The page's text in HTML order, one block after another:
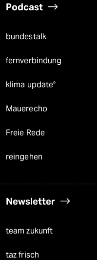
Podcast
bundestalk
fernverbindung
klima update°
Mauerecho
Freie Rede
reingehen
Newsletter
team zukunft
taz frisch